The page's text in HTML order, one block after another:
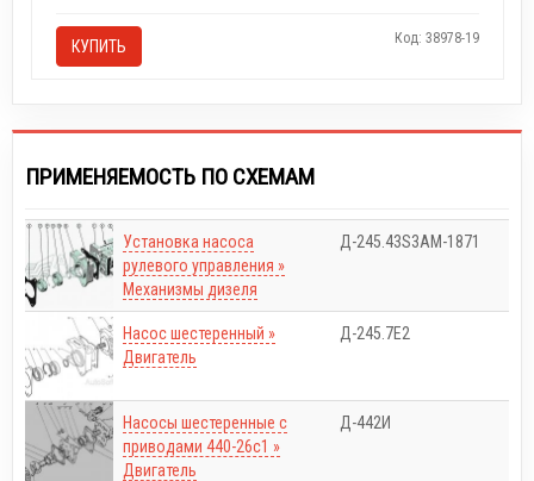
КУПИТЬ Код: 38978-19
ПРИМЕНЯЕМОСТЬ ПО СХЕМАМ
Установка насоса
рулевого управления »
Механизмы дизеля
Д-245.43S3АМ-1871
Насос шестеренный »
Двигатель
Д-245.7E2
Насосы шестеренные с
приводами 440-26с1 »
Двигатель
Д-442И